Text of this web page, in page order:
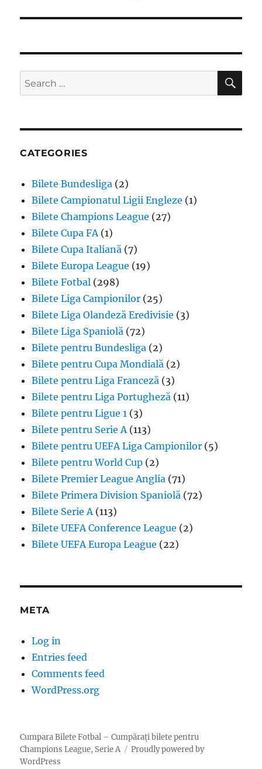
Search
for:
CATEGORIES
Bilete Bundesliga (2)
Bilete Campionatul Ligii Engleze (1)
Bilete Champions League (27)
Bilete Cupa FA(1)
Bilete Cupa Italiană (7)
Bilete Europa League (19)
Bilete Fotbal (298)
Bilete Liga Campionilor (25)
Bilete Liga Olandeză Eredivisie (3)
Bilete Liga Spaniolă (72)
Bilete pentru Bundesliga (2)
Bilete pentru Cupa Mondială (2)
Bilete pentru Liga Franceză (3)
Bilete pentru Liga Portugheză (11)
Bilete pentru Ligue 1 (3)
Bilete pentru Serie A(113)
Bilete pentru UEFA Liga Campionilor (5)
Bilete pentru World Cup (2)
Bilete Premier League Anglia (71)
Bilete Primera Division Spaniolă (72)
Bilete Serie A(113)
Bilete UEFA Conference League (2)
Bilete UEFA Europa League (22)
META
Log in
Entries feed
Comments feed
WordPress.org
Cumpara Bilete Fotbal – Cumpărați bilete pentru
Champions League, Serie A
Proudly powered by
WordPress